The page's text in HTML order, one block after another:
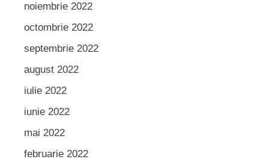
noiembrie 2022
octombrie 2022
septembrie 2022
august 2022
iulie 2022
iunie 2022
mai 2022
februarie 2022